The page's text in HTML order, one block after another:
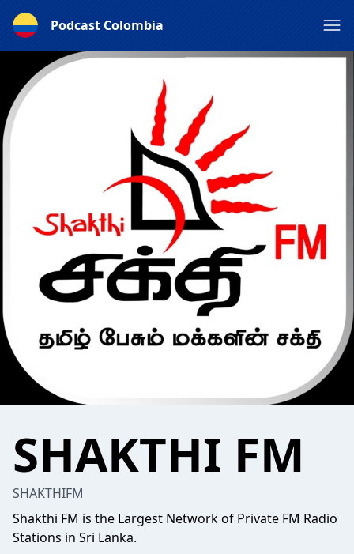
Podcast Colombia
SHAKTHI FM
SHAKTHIFM
Shakthi FM is the Largest Network of Private FM Radio
Stations in Sri Lanka.